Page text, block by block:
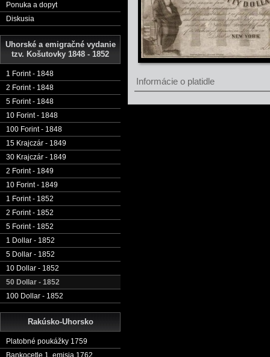
Ponuka a dopyt
Diskusia
Uhorské a emigračné vydanie
tzv. Košutovky 1848 - 1852
1 Forint - 1848
2 Forint - 1848
5 Forint - 1848
10 Forint - 1848
100 Forint - 1848
15 Krajczár - 1849
30 Krajczár - 1849
2 Forint - 1849
10 Forint - 1849
1 Forint - 1852
2 Forint - 1852
5 Forint - 1852
1 Dollar - 1852
5 Dollar - 1852
10 Dollar - 1852
50 Dollar - 1852
100 Dollar - 1852
Rakúsko-Uhorsko
Platobné poukážky 1759
Bankocetle 1. emisia 1762
Informácie o platidle